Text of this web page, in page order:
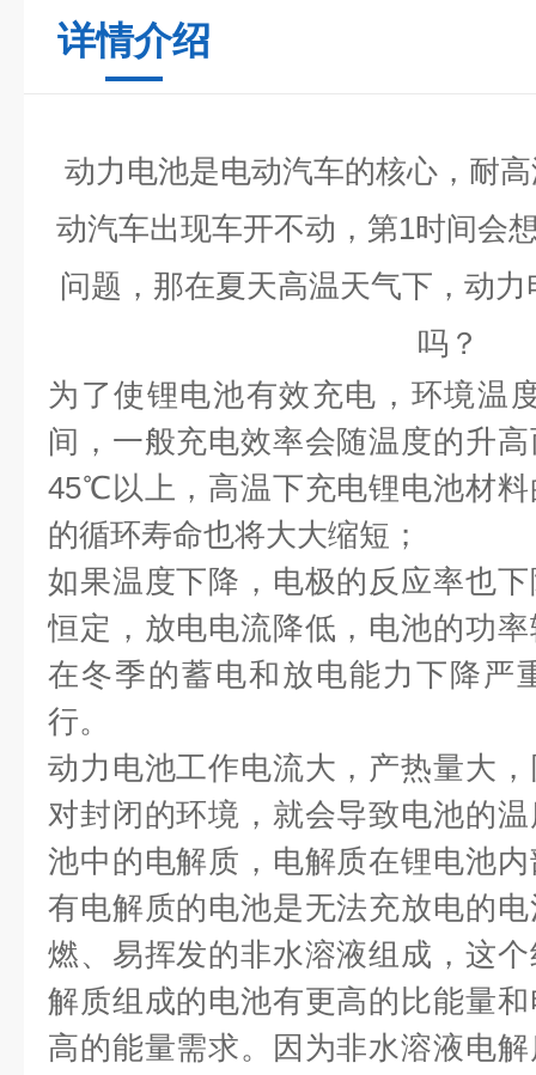
详情介绍
动力电池是电动汽车的核心，耐
动汽车出现车开不动，第1时间会
问题，那在夏天高温天气下，动
吗？
为了使锂电池有效充电，环境温
间，一般充电效率会随温度的升
45℃以上，高温下充电锂电池材
的循环寿命也将大大缩短；
如果温度下降，电极的反应率也
恒定，放电电流降低，电池的功
在冬季的蓄电和放电能力下降严
行。
动力电池工作电流大，产热量大
对封闭的环境，就会导致电池的
池中的电解质，电解质在锂电池
有电解质的电池是无法充放电的
燃、易挥发的非水溶液组成，这
解质组成的电池有更高的比能量
高的能量需求。因为非水溶液电